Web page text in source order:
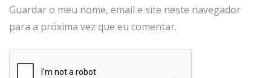
Guardar o meu nome, email e site neste navegador
para a próxima vez que eu comentar.